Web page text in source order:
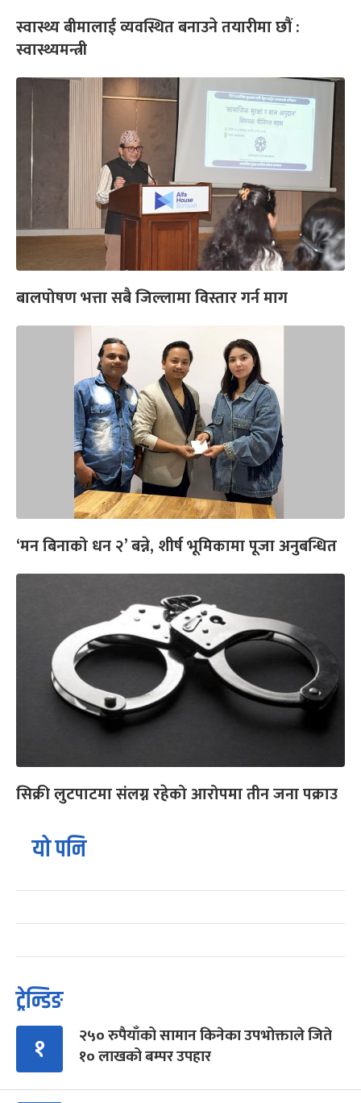
स्वास्थ्य बीमालाई व्यवस्थित बनाउने तयारीमा छौं :
स्वास्थ्यमन्त्री
बालपोषण भत्ता सबै जिल्लामा विस्तार गर्न माग
‘मन बिनाको धन २’ बन्ने, शीर्ष भूमिकामा पूजा अनुबन्धित
सिक्री लुटपाटमा संलग्न रहेको आरोपमा तीन जना पक्राउ
यो पनि
ट्रेन्डिङ
१
२५० रुपैयाँको सामान किनेका उपभोक्ताले जिते
१० लाखको बम्पर उपहार